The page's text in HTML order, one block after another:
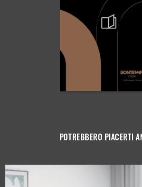
POTREBBERO PIACERTI